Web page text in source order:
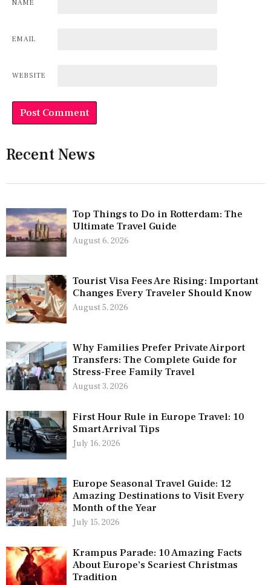
NAME
EMAIL
WEBSITE
Recent News
Top Things to Do in Rotterdam: The
Ultimate Travel Guide
August 6, 2026
Tourist Visa Fees Are Rising: Important
Changes Every Traveler Should Know
August 5, 2026
Why Families Prefer Private Airport
Transfers: The Complete Guide for
Stress-Free Family Travel
August 3, 2026
First Hour Rule in Europe Travel: 10
Smart Arrival Tips
July 16, 2026
Europe Seasonal Travel Guide: 12
Amazing Destinations to Visit Every
Month of the Year
July 15, 2026
Krampus Parade: 10 Amazing Facts
About Europe’s Scariest Christmas
Tradition